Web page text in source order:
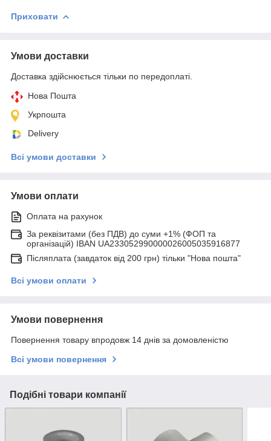
Приховати
Умови доставки
Доставка здійснюється тільки по передоплаті.
Нова Пошта
Укрпошта
Delivery
Всі умови доставки
Умови оплати
Оплата на рахунок
За реквізитами (без ПДВ) до суми +1% (ФОП та
організацій) IBAN UA233052990000026005035916877
Післяплата (завдаток від 200 грн) тільки "Нова пошта"
Всі умови оплати
Умови повернення
Повернення товару впродовж 14 днів за домовленістю
Всі умови повернення
Подібні товари компанії